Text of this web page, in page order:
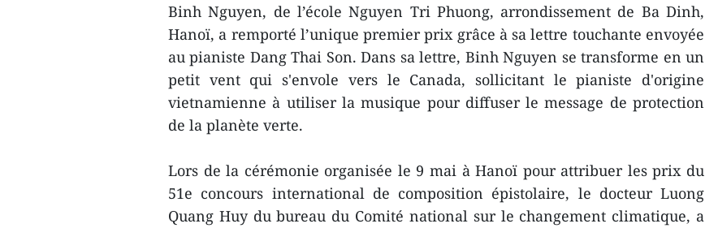
Binh Nguyen, de l’école Nguyen Tri Phuong, arrondissement de Ba Dinh,
Hanoï, a remporté l’unique premier prix grâce à sa lettre touchante envoyée
au pianiste Dang Thai Son. Dans sa lettre, Binh Nguyen se transforme en un
petit vent qui s'envole vers le Canada, sollicitant le pianiste d'origine
vietnamienne à utiliser la musique pour diffuser le message de protection
de la planète verte.
Lors de la cérémonie organisée le 9 mai à Hanoï pour attribuer les prix du
51e concours international de composition épistolaire, le docteur Luong
Quang Huy du bureau du Comité national sur le changement climatique, a